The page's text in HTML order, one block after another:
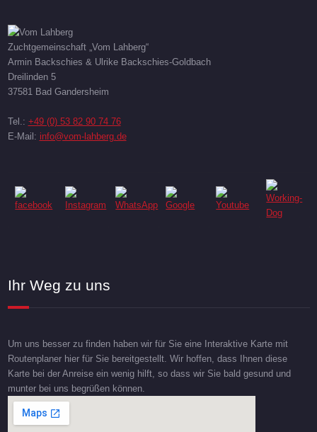
Zuchtgemeinschaft „Vom Lahberg“
Armin Backschies & Ulrike Backschies-Goldbach
Dreilinden 5
37581 Bad Gandersheim
Tel.: +49 (0) 53 82 90 74 76
E-Mail: info@vom-lahberg.de
Ihr Weg zu uns
Um uns besser zu finden haben wir für Sie eine Interaktive Karte mit
Routenplaner hier für Sie bereitgestellt. Wir hoffen, dass Ihnen diese
Karte bei der Anreise ein wenig hilft, so dass wir Sie bald gesund und
munter bei uns begrüßen können.